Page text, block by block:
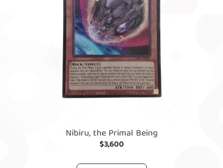
Nibiru, the Primal Being
$3,600